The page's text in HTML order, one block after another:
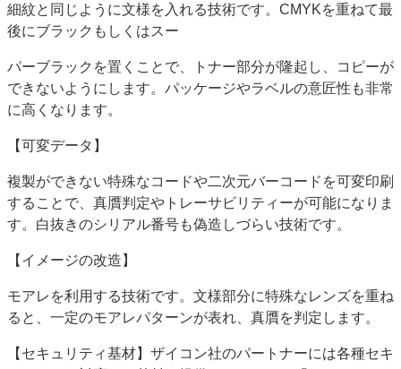
細紋と同じように文様を入れる技術です。CMYKを重ねて最
後にブラックもしくはスー
パーブラックを置くことで、トナー部分が隆起し、コピーが
できないようにします。パッケージやラベルの意匠性も非常
に高くなります。
【可変データ】
複製ができない特殊なコードや二次元バーコードを可変印刷
することで、真贋判定やトレーサビリティーが可能になりま
す。白抜きのシリアル番号も偽造しづらい技術です。
【イメージの改造】
モアレを利用する技術です。文様部分に特殊なレンズを重ね
ると、一定のモアレパターンが表れ、真贋を判定します。
【セキュリティ基材】ザイコン社のパートナーには各種セキ